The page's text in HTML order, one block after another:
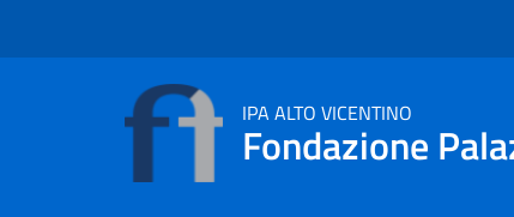
IPA ALTO VICENTINO
Fondazione